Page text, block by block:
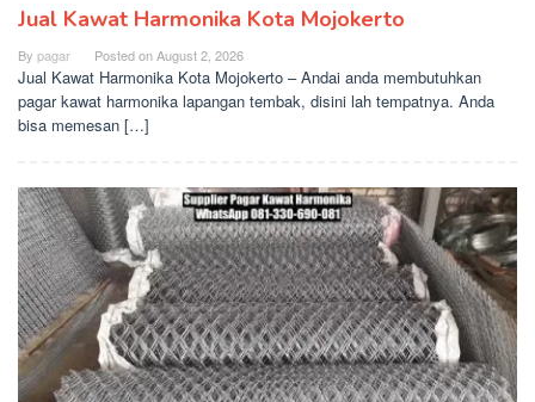
Jual Kawat Harmonika Kota Mojokerto
By pagar Posted onAugust 2, 2026
Jual Kawat Harmonika Kota Mojokerto – Andai anda membutuhkan
pagar kawat harmonika lapangan tembak, disini lah tempatnya. Anda
bisa memesan […]